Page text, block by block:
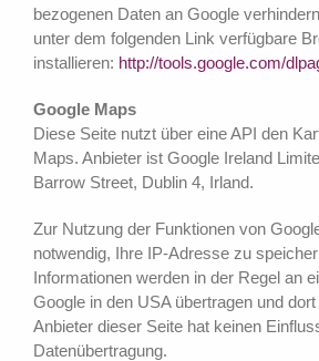
bezogenen Daten an Google
unter dem folgenden Link verfügbare
installieren: http://tools.google.com/
Google Maps
Diese Seite nutzt über eine API den
Maps. Anbieter ist Google Ireland
Barrow Street, Dublin 4, Irland.
Zur Nutzung der Funktionen von
notwendig, Ihre IP-Adresse zu
Informationen werden in der Regel an
Google in den USA übertragen und
Anbieter dieser Seite hat keinen
Datenübertragung.